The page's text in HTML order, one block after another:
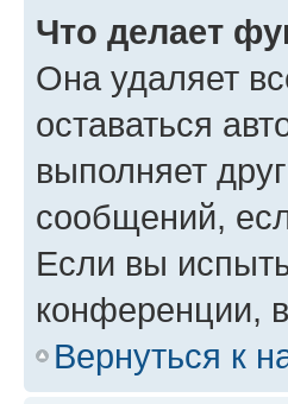
Что делает
Она удаляет
оставаться
выполняет
сообщений,
Если вы
конференции,
Вернуться к